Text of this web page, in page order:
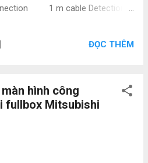
Chính sách thanh toán : -
1 m cable Detection
bảo những tiêu chuẩn về chất
hành theo 1:1 - Giá thành
trên thị trường - Hậu mãi sau
vi toàn quốc CÔNG TY TNHH
ĐỌC THÊM
hình công
fullbox Mitsubishi